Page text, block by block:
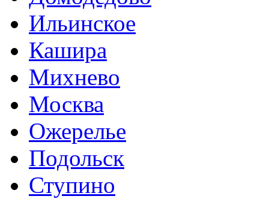
Ильинское
Кашира
Михнево
Москва
Ожерелье
Подольск
Ступино